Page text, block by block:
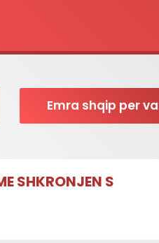
Emra shqip per
SHKRONJEN S